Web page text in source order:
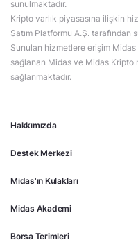
Hakkımızda
Destek Merkezi
Midas'ın Kulakları
Midas Akademi
Borsa Terimleri
sunulmaktadır.
Kripto varlık piyasasına ilişkin
Satım Platformu A.Ş. tarafından
Sunulan hizmetlere erişim
sağlanan Midas ve Midas Kripto
sağlanmaktadır.